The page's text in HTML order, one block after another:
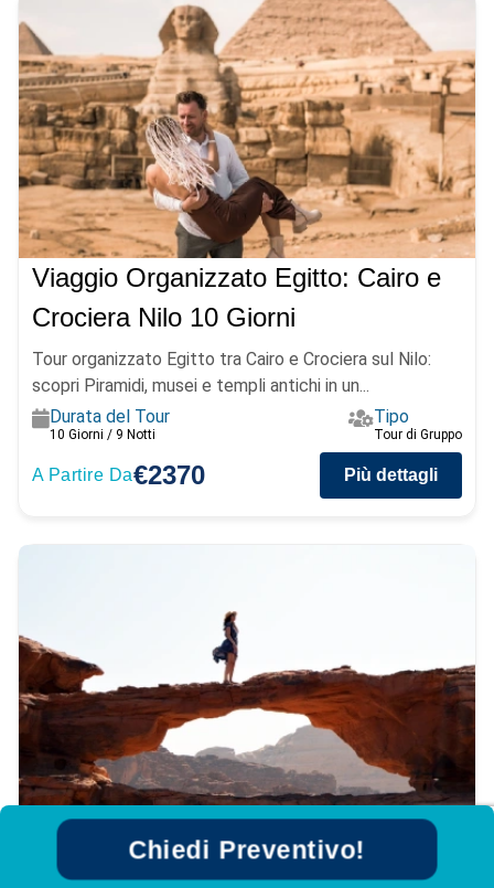
Viaggio Organizzato Egitto: Cairo e
Crociera Nilo 10 Giorni
Tour organizzato Egitto tra Cairo e Crociera sul Nilo:
scopri Piramidi, musei e templi antichi in un...
Durata del Tour
10 Giorni / 9 Notti
Tipo
Tour di Gruppo
A Partire Da€2370 Più dettagli
Viaggio in Giordania speciale in 7
Giorni
Chiedi Preventivo!